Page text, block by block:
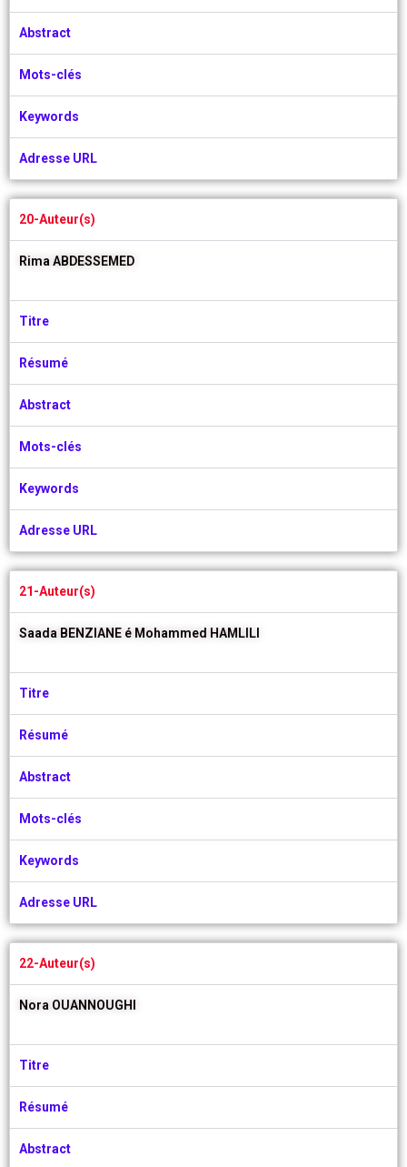
Abstract
Mots-clés
Keywords
Adresse URL
20-Auteur(s)
Rima ABDESSEMED
Titre
Résumé
Abstract
Mots-clés
Keywords
Adresse URL
21-Auteur(s)
Saada BENZIANE é Mohammed HAMLILI
Titre
Résumé
Abstract
Mots-clés
Keywords
Adresse URL
22-Auteur(s)
Nora OUANNOUGHI
Titre
Résumé
Abstract